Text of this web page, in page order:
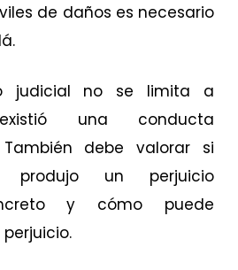
de daños es necesario
judicial no se limita a
una conducta
debe valorar si
produjo un perjuicio
y cómo puede